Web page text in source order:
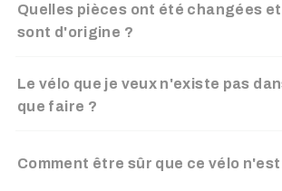
Quelles pièces ont été changées
sont d'origine ?
Le vélo que je veux n'existe pas
que faire ?
Comment être sûr que ce vélo n'est